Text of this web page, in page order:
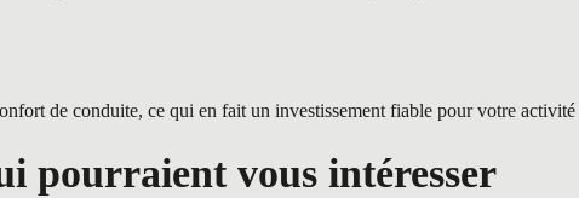
de conduite, ce qui en fait un investissement fiable pour votre activité
pourraient vous intéresser